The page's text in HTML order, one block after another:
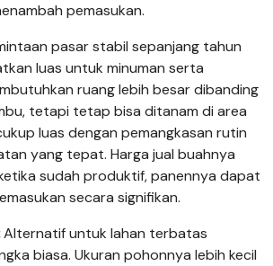
pemasukan.
pasar stabil sepanjang tahun
luas untuk minuman serta
ruang lebih besar dibanding
tetapi tetap bisa ditanam di area
luas dengan pemangkasan rutin
yang tepat. Harga jual buahnya
sudah produktif, panennya dapat
secara signifikan.
Alternatif untuk lahan terbatas
biasa. Ukuran pohonnya lebih kecil